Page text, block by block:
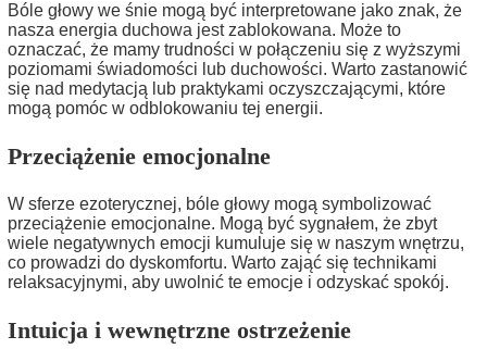
Bóle głowy we śnie mogą być interpretowane jako znak, że
nasza energia duchowa jest zablokowana. Może to
oznaczać, że mamy trudności w połączeniu się z wyższymi
poziomami świadomości lub duchowości. Warto zastanowić
się nad medytacją lub praktykami oczyszczającymi, które
mogą pomóc w odblokowaniu tej energii.
Przeciążenie emocjonalne
W sferze ezoterycznej, bóle głowy mogą symbolizować
przeciążenie emocjonalne. Mogą być sygnałem, że zbyt
wiele negatywnych emocji kumuluje się w naszym wnętrzu,
co prowadzi do dyskomfortu. Warto zająć się technikami
relaksacyjnymi, aby uwolnić te emocje i odzyskać spokój.
Intuicja i wewnętrzne ostrzeżenie